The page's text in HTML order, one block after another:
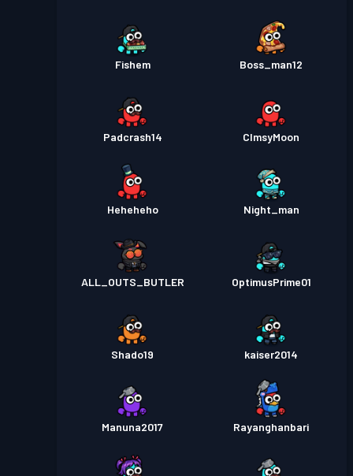
Fishem Boss_man12
Padcrash14 ClmsyMoon
Heheheho Night_man
ALL_OUTS_BUTLER OptimusPrime01
Shado19 kaiser2014
Manuna2017 Rayanghanbari